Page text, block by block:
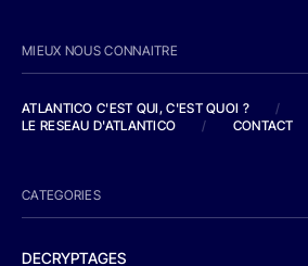
MIEUX NOUS CONNAITRE
ATLANTICO C'EST QUI, C'EST QUOI ?
/
LE RESEAU D'ATLANTICO
/ CONTACT
CATEGORIES
DECRYPTAGES